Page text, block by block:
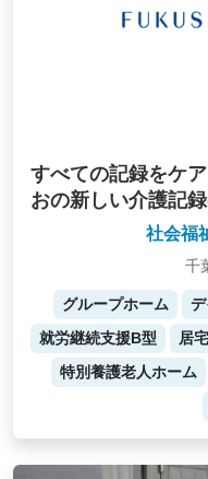
すべての記録をケ
おの新しい介護記
社会福
千
グループホーム
就労継続支援B型
居
特別養護老人ホーム